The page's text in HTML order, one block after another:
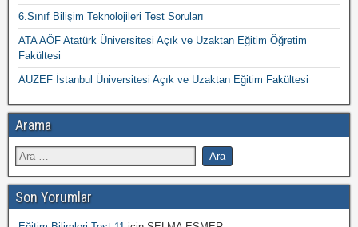
6.Sınıf Bilişim Teknolojileri Test Soruları
ATA AÖF Atatürk Üniversitesi Açık ve Uzaktan Eğitim Öğretim
Fakültesi
AUZEF İstanbul Üniversitesi Açık ve Uzaktan Eğitim Fakültesi
Arama
Son Yorumlar